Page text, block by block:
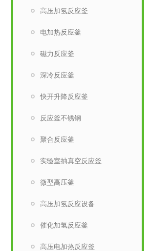
高压加氢反应釜
电加热反应釜
磁力反应釜
深冷反应釜
快开升降反应釜
反应釜不锈钢
聚合反应釜
实验室抽真空反应釜
微型高压釜
高压加氢反应设备
催化加氢反应釜
高压电加热反应釜